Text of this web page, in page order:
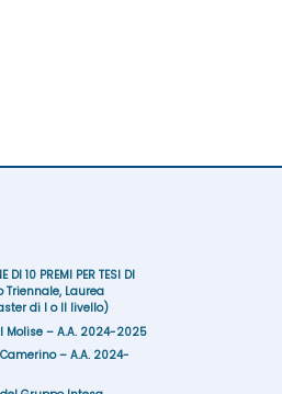
DI 10 PREMI PER TESI DI
Triennale, Laurea
di I o II livello)
Molise – A.A. 2024-2025
– A.A. 2024-